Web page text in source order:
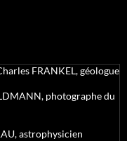
FRANKEL, géologue
photographe du
astrophysicien